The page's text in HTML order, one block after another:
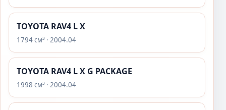
TOYOTA RAV4 L X
1794 см³ · 2004.04
TOYOTA RAV4 L X G PACKAGE
1998 см³ · 2004.04